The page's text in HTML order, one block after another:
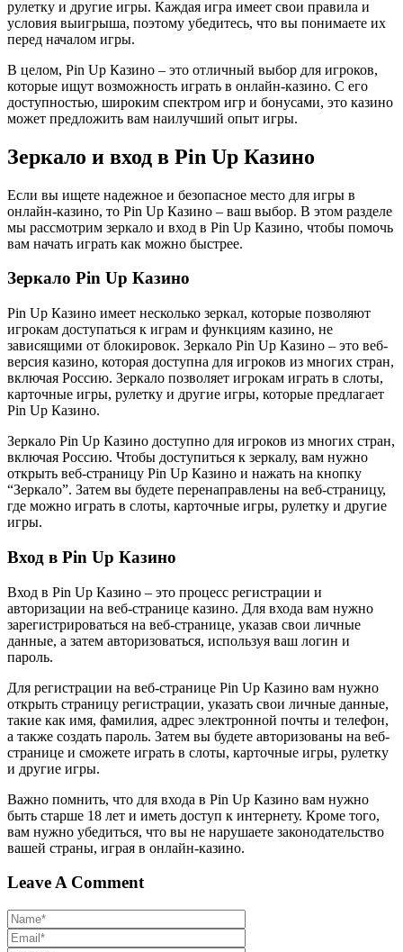
рулетку и другие игры. Каждая игра имеет свои правила и
условия выигрыша, поэтому убедитесь, что вы понимаете их
перед началом игры.
В целом, Pin Up Казино – это отличный выбор для игроков,
которые ищут возможность играть в онлайн-казино. С его
доступностью, широким спектром игр и бонусами, это казино
может предложить вам наилучший опыт игры.
Зеркало и вход в Pin Up Казино
Если вы ищете надежное и безопасное место для игры в
онлайн-казино, то Pin Up Казино – ваш выбор. В этом разделе
мы рассмотрим зеркало и вход в Pin Up Казино, чтобы помочь
вам начать играть как можно быстрее.
Зеркало Pin Up Казино
Pin Up Казино имеет несколько зеркал, которые позволяют
игрокам доступаться к играм и функциям казино, не
зависящими от блокировок. Зеркало Pin Up Казино – это веб-
версия казино, которая доступна для игроков из многих стран,
включая Россию. Зеркало позволяет игрокам играть в слоты,
карточные игры, рулетку и другие игры, которые предлагает
Pin Up Казино.
Зеркало Pin Up Казино доступно для игроков из многих стран,
включая Россию. Чтобы доступиться к зеркалу, вам нужно
открыть веб-страницу Pin Up Казино и нажать на кнопку
“Зеркало”. Затем вы будете перенаправлены на веб-страницу,
где можно играть в слоты, карточные игры, рулетку и другие
игры.
Вход в Pin Up Казино
Вход в Pin Up Казино – это процесс регистрации и
авторизации на веб-странице казино. Для входа вам нужно
зарегистрироваться на веб-странице, указав свои личные
данные, а затем авторизоваться, используя ваш логин и
пароль.
Для регистрации на веб-странице Pin Up Казино вам нужно
открыть страницу регистрации, указать свои личные данные,
такие как имя, фамилия, адрес электронной почты и телефон,
а также создать пароль. Затем вы будете авторизованы на веб-
странице и сможете играть в слоты, карточные игры, рулетку
и другие игры.
Важно помнить, что для входа в Pin Up Казино вам нужно
быть старше 18 лет и иметь доступ к интернету. Кроме того,
вам нужно убедиться, что вы не нарушаете законодательство
вашей страны, играя в онлайн-казино.
Leave A Comment